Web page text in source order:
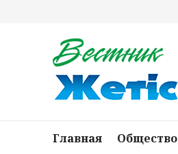
Главная Общество